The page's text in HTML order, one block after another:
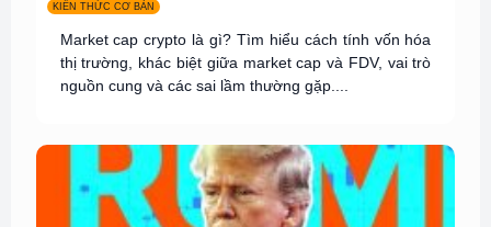
KIẾN THỨC CƠ BẢN
Market cap crypto là gì? Tìm hiểu cách tính vốn hóa
thị trường, khác biệt giữa market cap và FDV, vai trò
nguồn cung và các sai lầm thường gặp....